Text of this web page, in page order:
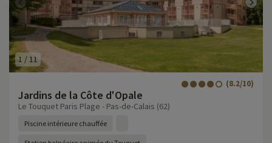
1 /11
Jardins de la Côte d'Opale
(8.2/10)
Le Touquet Paris Plage - Pas-de-Calais (62)
Piscine intérieure chauffée